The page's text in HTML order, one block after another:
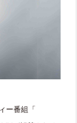
ー番組「